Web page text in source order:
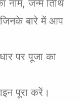
नाम, जन्म तिथि
जिनके बारे में आप
पर पूजा का
पूरा करें।